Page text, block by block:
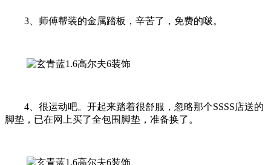
3、师傅帮装的金属踏板，辛苦了，免费的啵。
4、很运动吧。开起来踏着很舒服，忽略那个SSSS店送的
脚垫，已在网上买了全包围脚垫，准备换了。